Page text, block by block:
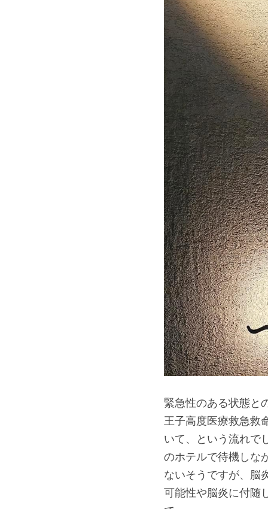
緊急性のある状態と
王子高度医療救急救
いて、という流れで
のホテルで待機しな
ないそうですが、脳
可能性や脳炎に付随